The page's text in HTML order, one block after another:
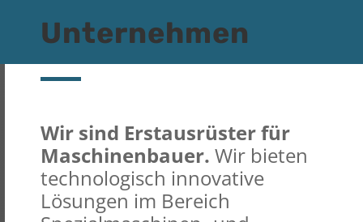
Unternehmen
Wir sind Erstausrüster für
Maschinenbauer. Wir bieten
technologisch innovative
Lösungen im Bereich